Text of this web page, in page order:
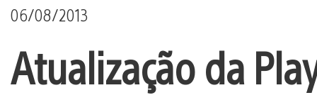
06/08/2013
Atualização da